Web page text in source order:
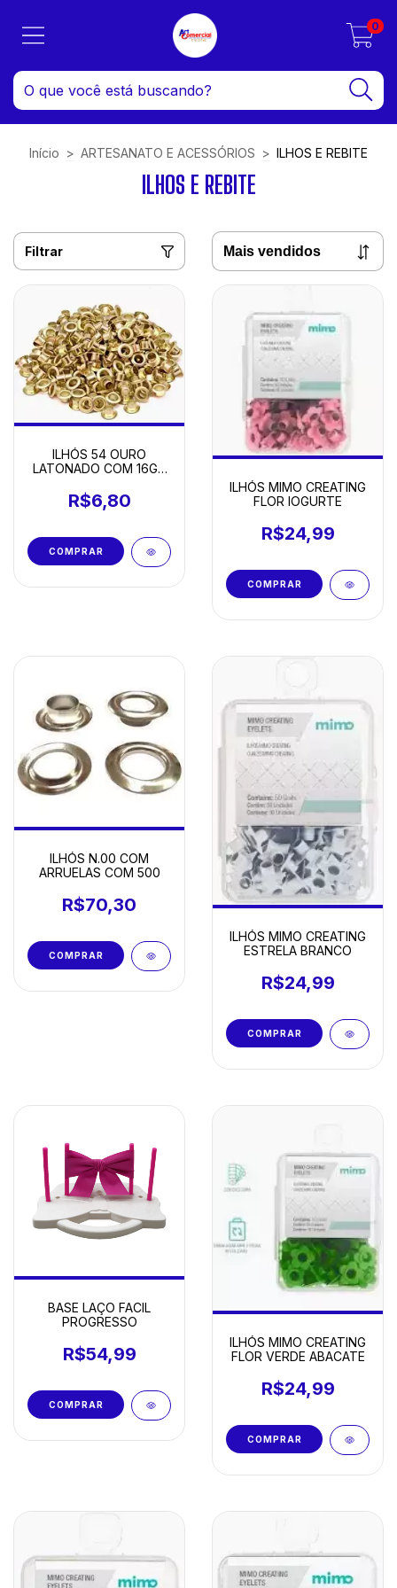
0
Início > ARTESANATO E ACESSÓRIOS > ILHOS E REBITE
ILHOS E REBITE
Filtrar
ILHÓS 54 OURO
LATONADO COM 16G -
R$6,80
ILHÓS MIMO CREATING
FLOR IOGURTE
R$24,99
ILHÓS N.00 COM
ARRUELAS COM 500
R$70,30
ILHÓS MIMO CREATING
ESTRELA BRANCO
R$24,99
BASE LAÇO FACIL
PROGRESSO
R$54,99
ILHÓS MIMO CREATING
FLOR VERDE ABACATE
R$24,99